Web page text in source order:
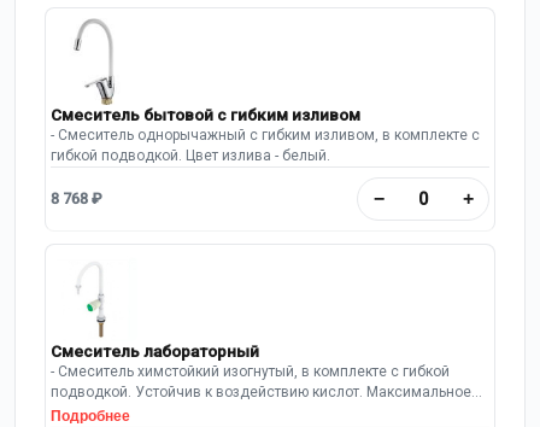
Смеситель бытовой с гибким изливом
- Смеситель однорычажный с гибким изливом, в комплекте с
гибкой подводкой. Цвет излива - белый.
8 768 ₽ − +
Смеситель лабораторный
- Смеситель химстойкий изогнутый, в комплекте с гибкой
подводкой. Устойчив к воздействию кислот. Максимальное
рабочее давление: 10 Бар.
Подробнее